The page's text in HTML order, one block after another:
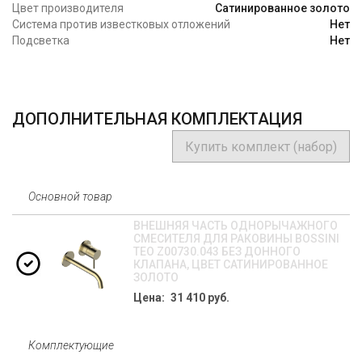
Цвет производителя
Сатинированное золото
Система против известковых отложений
Нет
Подсветка
Нет
ДОПОЛНИТЕЛЬНАЯ КОМПЛЕКТАЦИЯ
Купить комплект (набор)
Основной товар
ВНЕШНЯЯ ЧАСТЬ ОДНОРЫЧАЖНОГО
СМЕСИТЕЛЯ ДЛЯ РАКОВИНЫ BOSSINI
TEO Z00730.043 БЕЗ ДОННОГО
КЛАПАНА, ЦВЕТ САТИНИРОВАННОЕ
ЗОЛОТО
Цена: 31 410 руб.
Комплектующие